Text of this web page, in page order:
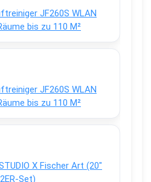
JF260S WLAN
bis zu 110 M²
JF260S WLAN
bis zu 110 M²
X Fischer Art (20″
Set)